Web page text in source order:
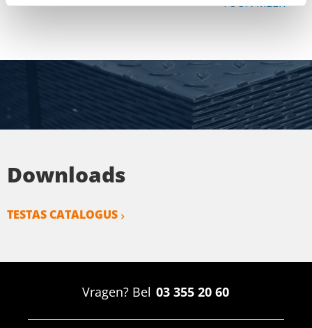
Downloads
TESTAS CATALOGUS
Vragen? Bel 03 355 20 60